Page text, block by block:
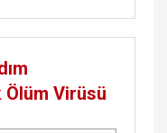
Ölüm Virüsü